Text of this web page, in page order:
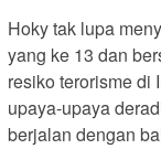
Hoky tak lupa
yang ke 13 dan
resiko terorisme di
upaya-upaya
berjalan dengan